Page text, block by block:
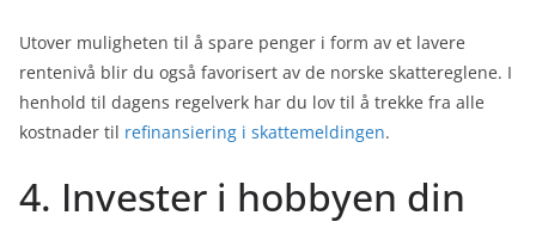
Utover muligheten til å spare penger i form av et lavere
rentenivå blir du også favorisert av de norske skattereglene. I
henhold til dagens regelverk har du lov til å trekke fra alle
kostnader til refinansiering i skattemeldingen.
4. Invester i hobbyen din